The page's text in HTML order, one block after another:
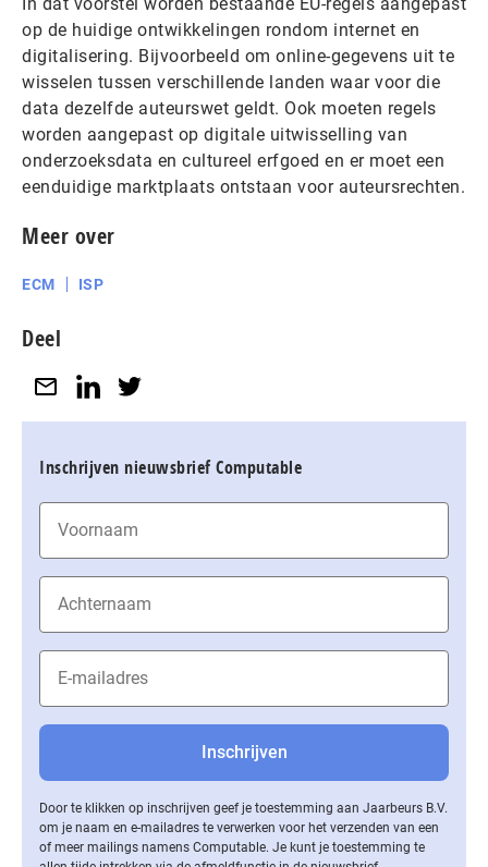
op de huidige ontwikkelingen rondom internet en
digitalisering. Bijvoorbeeld om online-gegevens uit te
wisselen tussen verschillende landen waar voor die
data dezelfde auteurswet geldt. Ook moeten regels
worden aangepast op digitale uitwisselling van
onderzoeksdata en cultureel erfgoed en er moet een
eenduidige marktplaats ontstaan voor auteursrechten.
Meer over
ECM ISP
Deel
Inschrijven nieuwsbrief Computable
Door te klikken op inschrijven geef je toestemming aan Jaarbeurs B.V.
om je naam en e-mailadres te verwerken voor het verzenden van een
of meer mailings namens Computable. Je kunt je toestemming te